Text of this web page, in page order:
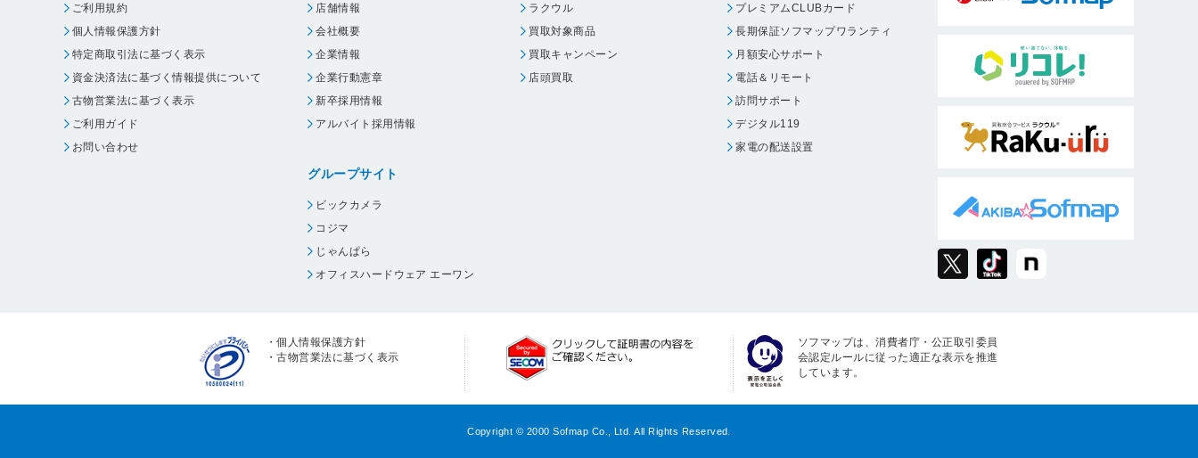
ご利用規約
個人情報保護方針
特定商取引法に基づく表示
資金決済法に基づく情報提供について
古物営業法に基づく表示
ご利用ガイド
お問い合わせ
店舗情報
会社概要
企業情報
企業行動憲章
新卒採用情報
アルバイト採用情報
グループサイト
ビックカメラ
コジマ
じゃんぱら
オフィスハードウェア エーワン
ラクウル
買取対象商品
買取キャンペーン
店頭買取
プレミアムCLUBカード
長期保証ソフマップワランティ
月額安心サポート
電話＆リモート
訪問サポート
デジタル119
家電の配送設置
・個人情報保護方針
・古物営業法に基づく表示
ソフマップは、消費者庁・公正取引委員
会認定ルールに従った適正な表示を推進
しています。
Copyright © 2000 Sofmap Co., Ltd. All Rights Reserved.